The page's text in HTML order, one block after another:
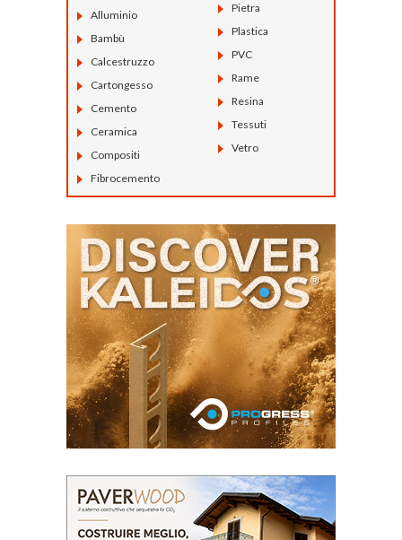
Alluminio
Bambù
Calcestruzzo
Cartongesso
Cemento
Ceramica
Compositi
Fibrocemento
Pietra
Plastica
PVC
Rame
Resina
Tessuti
Vetro